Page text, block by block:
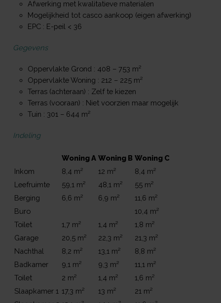
Afwerking met kwalitatieve materialen
Mogelijkheid tot casco aankoop (eigen afwerking)
EPC : E-peil < 36
Gegevens
Oppervlakte Grond : 408 – 753 m²
Oppervlakte Woning : 212 – 225 m²
Terras (achteraan) : Zelf te kiezen
Terras (vooraan) : Niet voorzien maar mogelijk
Tuin : 301 – 644 m²
Indeling
Woning A Woning B Woning C
Inkom
8,4 m² 12 m²
8,4 m²
Leefruimte
59,1 m² 48,1 m²
55 m²
Berging
6,6 m² 6,9 m²
11,6 m²
Buro
10,4 m²
Toilet
1,7 m² 1,4 m²
1,8 m²
Garage
20,5 m² 22,3 m²
21,3 m²
Nachthal
8,2 m² 13,1 m²
8,8 m²
Badkamer
9,1 m² 9,3 m²
11,1 m²
Toilet
2 m² 1,4 m²
1,6 m²
Slaapkamer 1 17,3 m² 13 m²
21 m²